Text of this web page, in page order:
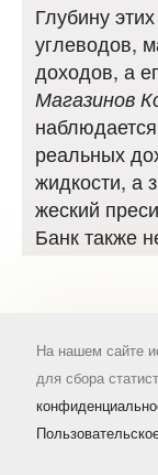
Глубину
углеводов,
доходов, а
Магазинов
реальных
жидкости, а
жеский
Банк также
На нашем сайте
для сбора